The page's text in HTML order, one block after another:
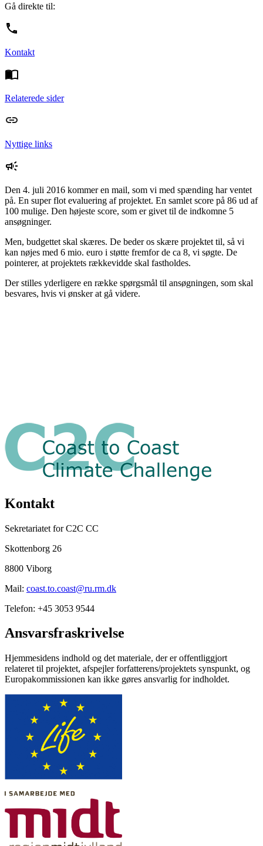
Gå direkte til:
Kontakt
Relaterede sider
Nyttige links
Den 4. juli 2016 kommer en mail, som vi med spænding har ventet
på. En super flot evaluering af projektet. En samlet score på 86 ud af
100 mulige. Den højeste score, som er givet til de indkomne 5
ansøgninger.
Men, budgettet skal skæres. De beder os skære projektet til, så vi
kan nøjes med 6 mio. euro i støtte fremfor de ca 8, vi søgte. De
pointerer, at projektets rækkevidde skal fastholdes.
Der stilles yderligere en række spørgsmål til ansøgningen, som skal
besvares, hvis vi ønsker at gå videre.
Kontakt
Sekretariatet for C2C CC
Skottenborg 26
8800 Viborg
Mail: coast.to.coast@ru.rm.dk
Telefon: +45 3053 9544
Ansvarsfraskrivelse
Hjemmesidens indhold og det materiale, der er offentliggjort
relateret til projektet, afspejler forfatterens/projektets synspunkt, og
Europakommissionen kan ikke gøres ansvarlig for indholdet.